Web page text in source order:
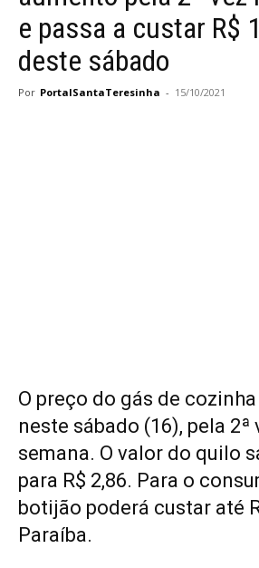
e passa a custar R$
deste sábado
Por PortalSantaTeresinha - 15/10/2021
O preço do gás de
neste sábado (16), pela 2ª
semana. O valor do quilo
para R$ 2,86. Para o
botijão poderá custar até
Paraíba.